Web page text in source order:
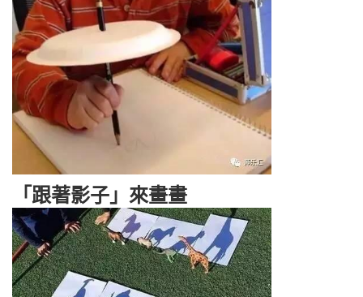
「跟著影子」來畫畫